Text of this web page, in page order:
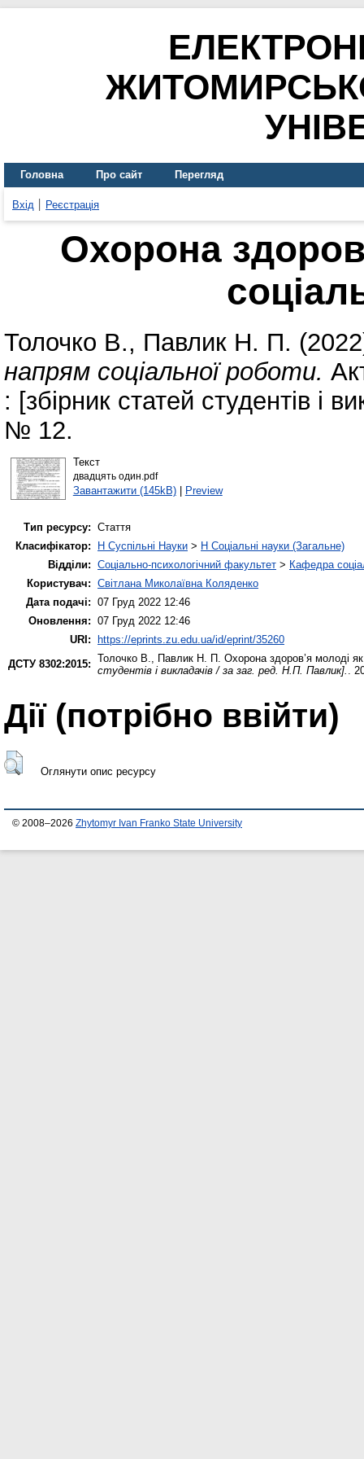
Головна Про сайт Перегляд
Вхід Реєстрація
Охорона
Толочко В., Павлик Н. П.
напрям соціальної роботи.
: [збірник статей студентів і
№ 12.
Текст
двадцять один.pdf
Завантажити (145kB)| Preview
Тип ресурсу: Стаття
Класифікатор:
H Суспільні Науки > H Соціальні науки (Загальне)
Відділи: Соціально-психологічний факультет > Кафедра
Користувач: Світлана Миколаївна Коляденко
Дата подачі: 07 Груд 2022 12:46
Оновлення: 07 Груд 2022 12:46
URI:
https://eprints.zu.edu.ua/id/eprint/35260
ДСТУ 8302:2015: Толочко В., Павлик Н. П. Охорона здоров’я молоді
студентів і викладачів / за заг. ред. Н.П. Павлик]. .
Дії ​​(потрібно ввійти)
Оглянути опис ресурсу
© 2008–2026 Zhytomyr Ivan Franko State University